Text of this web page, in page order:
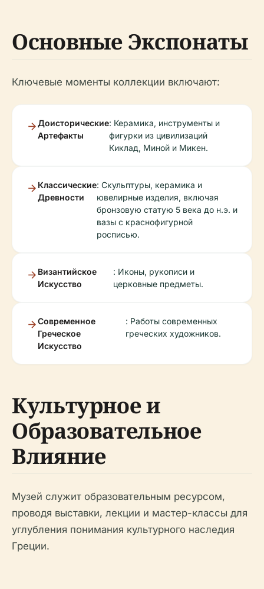
Основные Экспонаты
Ключевые моменты коллекции включают:
Доисторические
Артефакты
: Керамика, инструменты и
фигурки из цивилизаций
Киклад, Миной и Микен.
Классические
Древности
: Скульптуры, керамика и
ювелирные изделия, включая
бронзовую статую 5 века до н.э. и
вазы с краснофигурной
росписью.
Византийское
Искусство
: Иконы, рукописи и
церковные предметы.
Современное
Греческое
Искусство
: Работы современных
греческих художников.
Культурное и
Образовательное
Влияние
Музей служит образовательным ресурсом,
проводя выставки, лекции и мастер-классы для
углубления понимания культурного наследия
Греции.